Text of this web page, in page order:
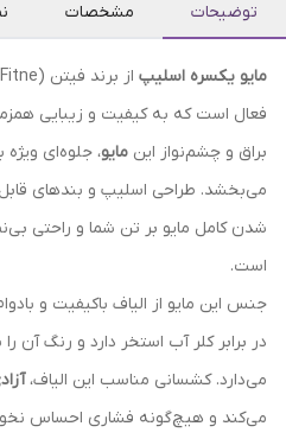
توضیحات مشخصات
مایو یکسره اسلیپ
فعال است که به کیفیت و زیبایی
براق و چشم‌نواز این مایو، جلوه‌ای ویژه
می‌بخشد. طراحی اسلیپ و بندهای
شدن کامل مایو بر تن شما و راحتی
است.
جنس این مایو از الیاف باکیفیت و
در برابر کلر آب استخر دارد و رنگ آن
می‌دارد. کشسانی مناسب این الیاف،
می‌کند و هیچ‌گونه فشاری احساس